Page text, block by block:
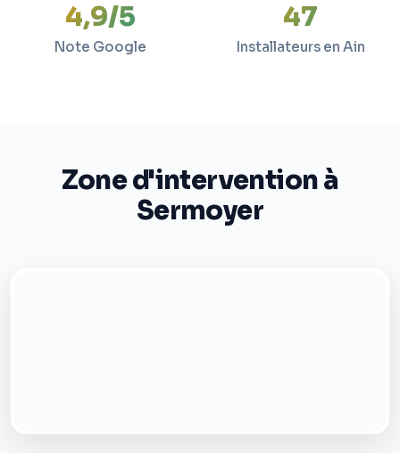
4,9/5
Note Google
47
Installateurs en Ain
Zone d'intervention à
Sermoyer